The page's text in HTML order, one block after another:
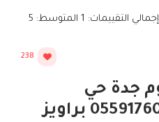
إجمالي التقييمات: 1 المتوسط: 5
238
جدة حي
البساتين جوال:0559176010 براويز